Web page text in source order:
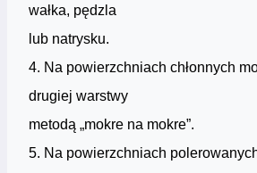
wałka, pędzla
lub natrysku.
4. Na powierzchniach chłonnych
drugiej warstwy
metodą „mokre na mokre”.
5. Na powierzchniach